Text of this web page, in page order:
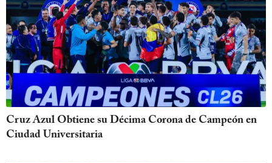
Cruz Azul Obtiene su Décima Corona de Campeón en
Ciudad Universitaria